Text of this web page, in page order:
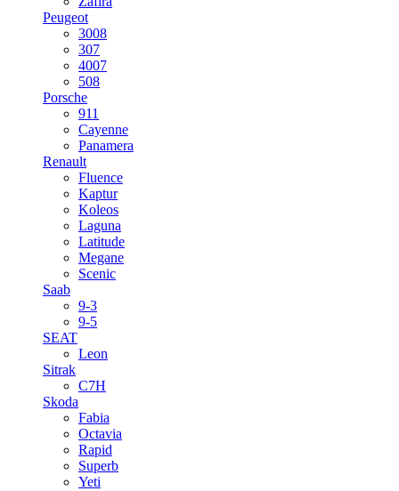
Peugeot
3008
307
4007
508
Porsche
911
Cayenne
Panamera
Renault
Fluence
Kaptur
Koleos
Laguna
Latitude
Megane
Scenic
Saab
9-3
9-5
SEAT
Leon
Sitrak
C7H
Skoda
Fabia
Octavia
Rapid
Superb
Yeti